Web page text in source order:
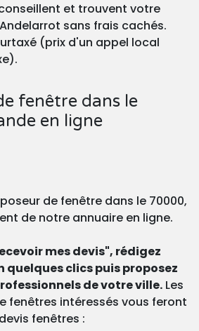
et trouvent votre
sans frais cachés.
(prix d'un appel local
fenêtre dans le
en ligne
de fenêtre dans le 70000,
de notre annuaire en ligne.
mes devis", rédigez
quelques clics puis proposez
de votre ville. Les
fenêtres intéressés vous feront
fenêtres :